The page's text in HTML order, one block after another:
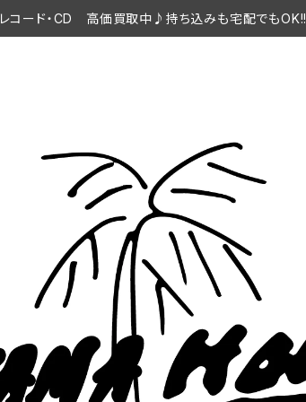
レコード・CD 高価買取中♪持ち込みも宅配でもOK!!